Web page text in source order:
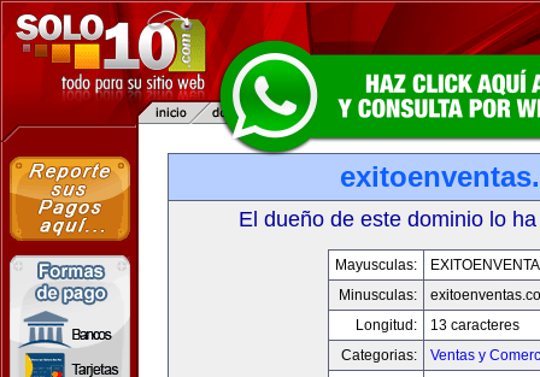
El dueño de este dominio lo
Mayusculas:
Minusculas:
Longitud:
13 caracteres
Categorias:
Ventas y